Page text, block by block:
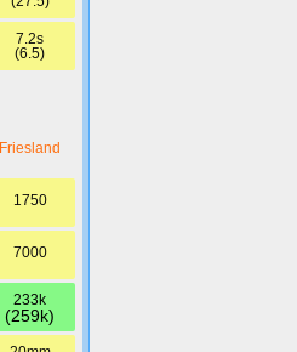
7.2s
(6.5)
Friesland
1750
7000
233k
(259k)